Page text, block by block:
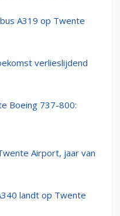
A319 op Twente
verlieslijdend
Boeing 737-800:
Airport, jaar van
landt op Twente